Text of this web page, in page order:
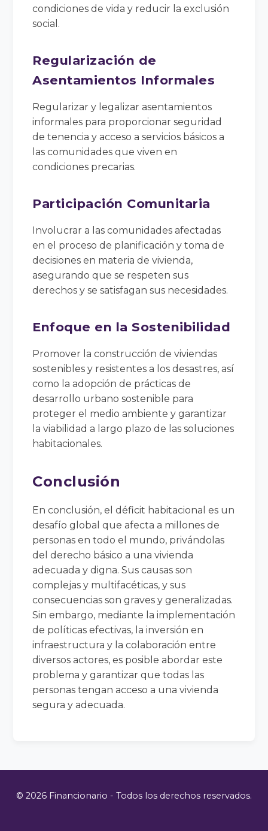
condiciones de vida y reducir la exclusión
social.
Regularización de
Asentamientos Informales
Regularizar y legalizar asentamientos
informales para proporcionar seguridad
de tenencia y acceso a servicios básicos a
las comunidades que viven en
condiciones precarias.
Participación Comunitaria
Involucrar a las comunidades afectadas
en el proceso de planificación y toma de
decisiones en materia de vivienda,
asegurando que se respeten sus
derechos y se satisfagan sus necesidades.
Enfoque en la Sostenibilidad
Promover la construcción de viviendas
sostenibles y resistentes a los desastres, así
como la adopción de prácticas de
desarrollo urbano sostenible para
proteger el medio ambiente y garantizar
la viabilidad a largo plazo de las soluciones
habitacionales.
Conclusión
En conclusión, el déficit habitacional es un
desafío global que afecta a millones de
personas en todo el mundo, privándolas
del derecho básico a una vivienda
adecuada y digna. Sus causas son
complejas y multifacéticas, y sus
consecuencias son graves y generalizadas.
Sin embargo, mediante la implementación
de políticas efectivas, la inversión en
infraestructura y la colaboración entre
diversos actores, es posible abordar este
problema y garantizar que todas las
personas tengan acceso a una vivienda
segura y adecuada.
© 2026 Financionario - Todos los derechos reservados.